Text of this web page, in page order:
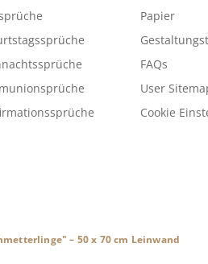
Papier
FAQs
User
Cookie
– 50 x 70 cm Leinwand